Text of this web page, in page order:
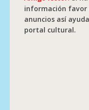
información favor
anuncios así
portal cultural.